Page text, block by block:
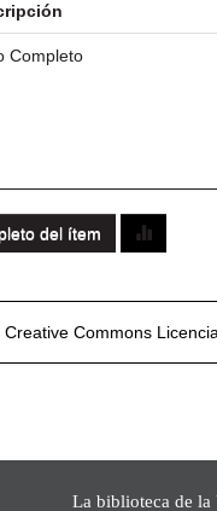
Completo
del ítem
Commons
La biblioteca de la